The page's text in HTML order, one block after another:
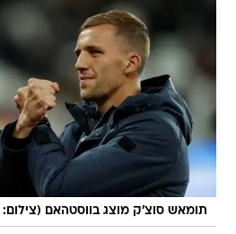
תומאש סוצ'ק מוצג בווסטהאם (צילום: